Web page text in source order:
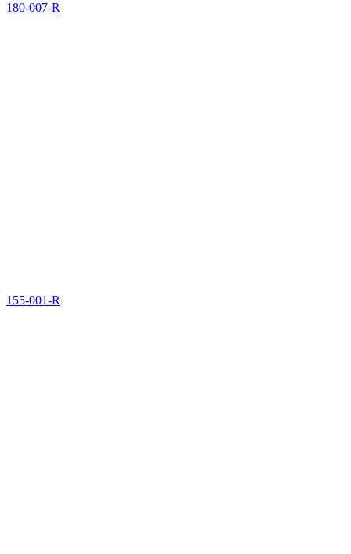
180-007-R
155-001-R